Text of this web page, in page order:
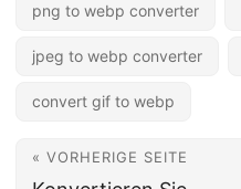
png to webp converter
jpeg to webp converter
convert gif to webp
« VORHERIGE SEITE